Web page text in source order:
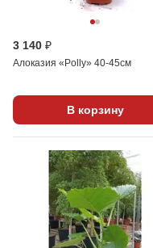
3 140 ₽
Алоказия «Polly» 40-45см
В корзину